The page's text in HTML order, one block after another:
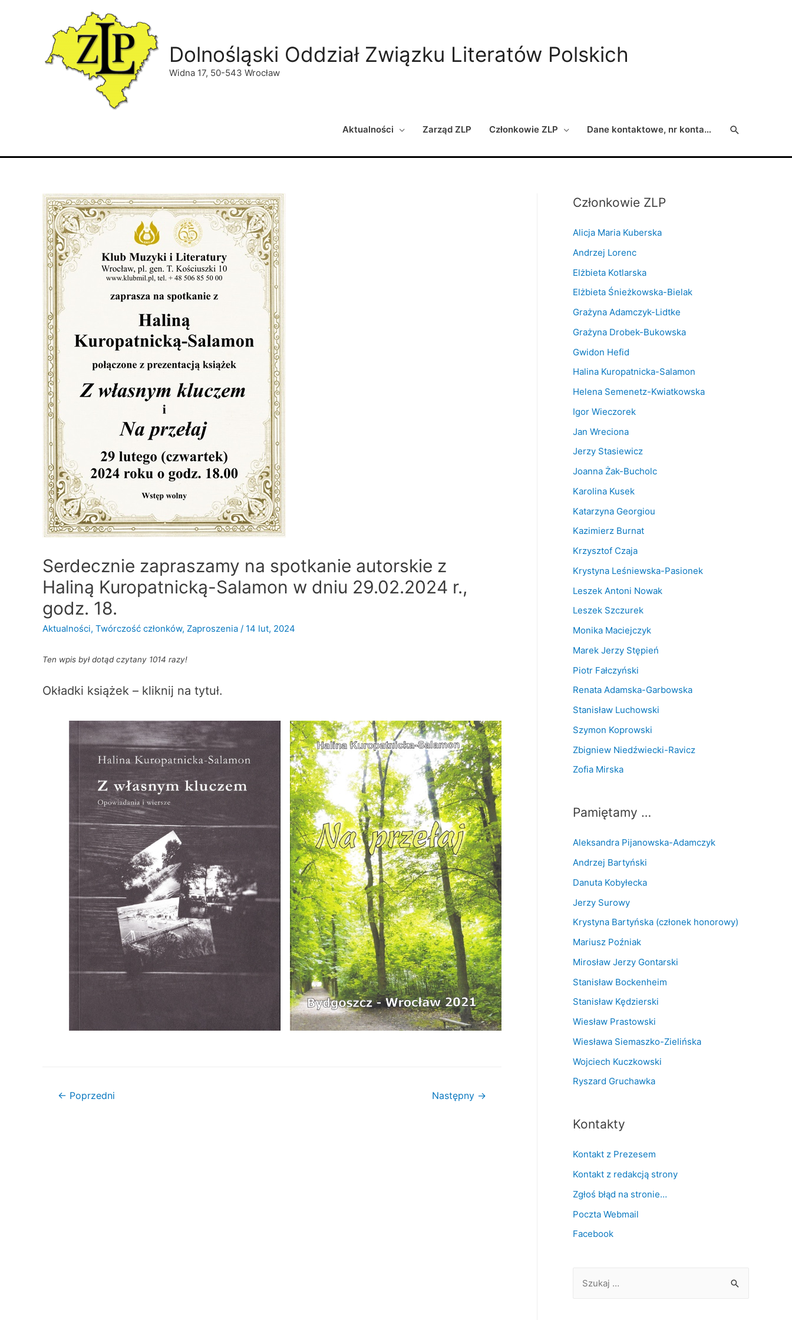
Dolnośląski Oddział Związku Literatów Polskich
Widna 17, 50-543 Wrocław
Aktualności Zarząd ZLP Członkowie ZLP Dane kontaktowe, nr konta… Search
Serdecznie zapraszamy na spotkanie autorskie z
Haliną Kuropatnicką-Salamon w dniu 29.02.2024 r.,
godz. 18.
Aktualności, Twórczość członków, Zaproszenia / 14 lut, 2024
Ten wpis był dotąd czytany 1014 razy!
Okładki książek – kliknij na tytuł.
Nawigacja
← Poprzedni Następny →
Członkowie ZLP
Alicja Maria Kuberska
Andrzej Lorenc
Elżbieta Kotlarska
Elżbieta Śnieżkowska-Bielak
Grażyna Adamczyk-Lidtke
Grażyna Drobek-Bukowska
Gwidon Hefid
Halina Kuropatnicka-Salamon
Helena Semenetz-Kwiatkowska
Igor Wieczorek
Jan Wreciona
Jerzy Stasiewicz
Joanna Żak-Bucholc
Karolina Kusek
Katarzyna Georgiou
Kazimierz Burnat
Krzysztof Czaja
Krystyna Leśniewska-Pasionek
Leszek Antoni Nowak
Leszek Szczurek
Monika Maciejczyk
Marek Jerzy Stępień
Piotr Fałczyński
Renata Adamska-Garbowska
Stanisław Luchowski
Szymon Koprowski
Zbigniew Niedźwiecki-Ravicz
Zofia Mirska
Pamiętamy …
Aleksandra Pijanowska-Adamczyk
Andrzej Bartyński
Danuta Kobyłecka
Jerzy Surowy
Krystyna Bartyńska (członek honorowy)
Mariusz Poźniak
Mirosław Jerzy Gontarski
Stanisław Bockenheim
Stanisław Kędzierski
Wiesław Prastowski
Wiesława Siemaszko-Zielińska
Wojciech Kuczkowski
Ryszard Gruchawka
Kontakty
Kontakt z Prezesem
Kontakt z redakcją strony
Zgłoś błąd na stronie…
Poczta Webmail
Facebook